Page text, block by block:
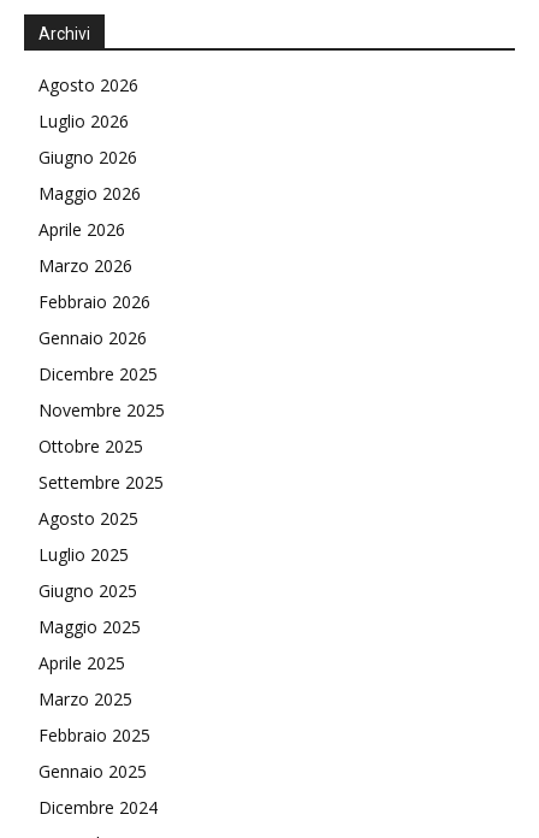
Archivi
Agosto 2026
Luglio 2026
Giugno 2026
Maggio 2026
Aprile 2026
Marzo 2026
Febbraio 2026
Gennaio 2026
Dicembre 2025
Novembre 2025
Ottobre 2025
Settembre 2025
Agosto 2025
Luglio 2025
Giugno 2025
Maggio 2025
Aprile 2025
Marzo 2025
Febbraio 2025
Gennaio 2025
Dicembre 2024